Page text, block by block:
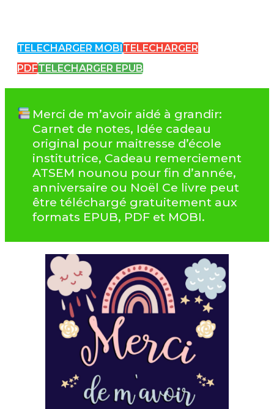
TELECHARGER MOBI TELECHARGER
PDFTELECHARGER EPUB
Merci de m’avoir aidé à grandir:
Carnet de notes, Idée cadeau
original pour maitresse d’école
institutrice, Cadeau remerciement
ATSEM nounou pour fin d’année,
anniversaire ou Noël Ce livre peut
être téléchargé gratuitement aux
formats EPUB, PDF et MOBI.